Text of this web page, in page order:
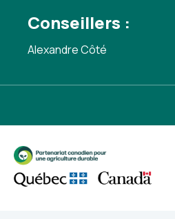
Conseillers :
Alexandre Côté